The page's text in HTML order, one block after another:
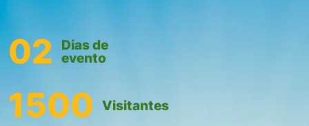
02 Dias de
evento
1500 Visitantes